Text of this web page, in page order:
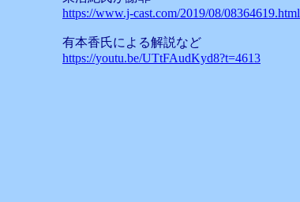
https://www.j-cast.com/2019/08/08364619.html
有本香氏による解説など
https://youtu.be/UTtFAudKyd8?t=4613